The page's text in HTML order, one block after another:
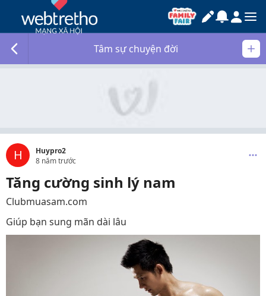
Tâm sự chuyện đời
H
Huypro2
8 năm trước
Tăng cường sinh lý nam
Clubmuasam.com
Giúp bạn sung mãn dài lâu